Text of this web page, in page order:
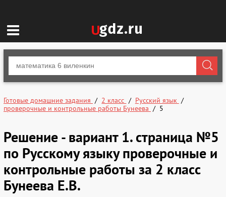
Готовые домашние задания 2 класс
Русский язык
проверочные и контрольные работы Бунеева
5
Решение - вариант 1. страница №5
по Русскому языку проверочные и
контрольные работы за 2 класс
Бунеева Е.В.